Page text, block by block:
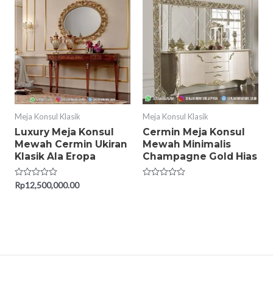
Meja Konsul Klasik
Luxury Meja Konsul
Mewah Cermin Ukiran
Klasik Ala Eropa
Rated
Rp12,500,000.00
Meja Konsul Klasik
Cermin Meja Konsul
Mewah Minimalis
Champagne Gold Hias